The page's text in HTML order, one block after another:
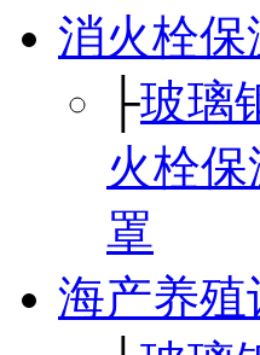
消火栓保
├玻璃
火栓保
罩
海产养殖